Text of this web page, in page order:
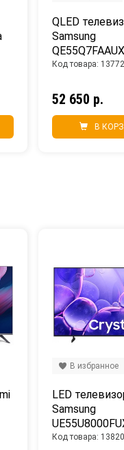
QLED
Samsung
Ultra HD
52 650 р.
В
Код товара:
LED
Samsung
Ultra HD
Код товара:
В избранное